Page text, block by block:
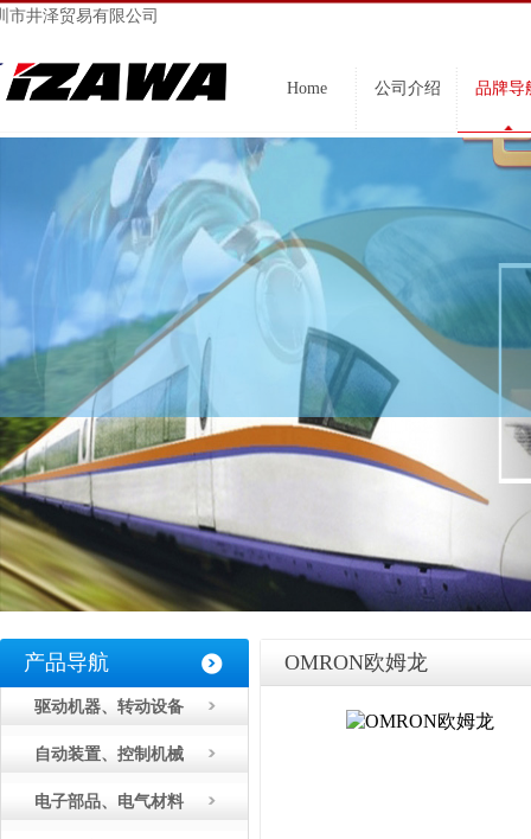
市井泽贸易有限公司
Home 公司介绍 品牌导
产品导航
驱动机器、转动设备
自动装置、控制机械
电子部品、电气材料
OMRON欧姆龙